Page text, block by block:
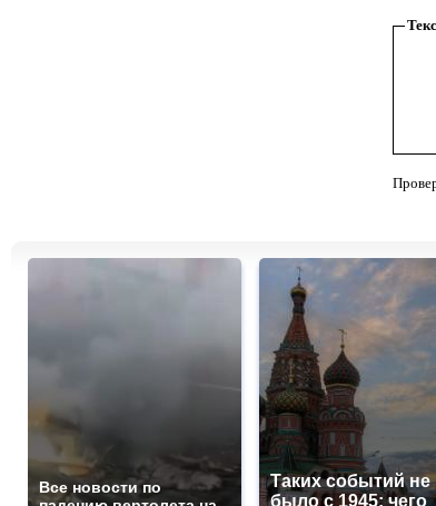
Все новости по
Таких событий не
было с 1945: чего